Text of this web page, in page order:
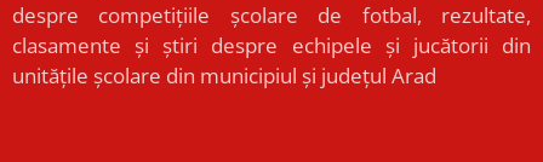
despre competițiile școlare de fotbal, rezultate,
clasamente și știri despre echipele și jucătorii din
unitățile școlare din municipiul și județul Arad